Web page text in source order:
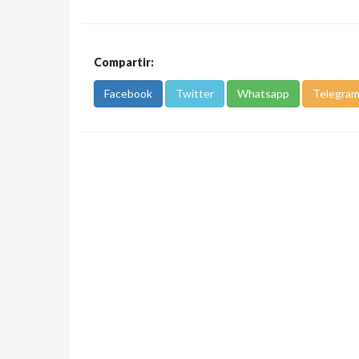
Compartir:
Facebook Twitter Whatsapp Telegram